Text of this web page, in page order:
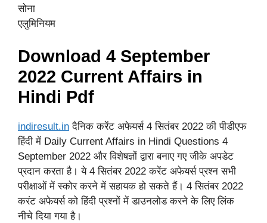
सोना
एलुमिनियम
Download 4 September
2022 Current Affairs in
Hindi Pdf
indiresult.in दैनिक करेंट अफेयर्स 4 सितंबर 2022 की पीडीएफ
हिंदी में Daily Current Affairs in Hindi Questions 4
September 2022 और विशेषज्ञों द्वारा बनाए गए जीके अपडेट
प्रदान करता है। ये 4 सितंबर 2022 करेंट अफेयर्स प्रश्न सभी
परीक्षाओं में स्कोर करने में सहायक हो सकते हैं। 4 सितंबर 2022
करंट अफेयर्स को हिंदी प्रश्नों में डाउनलोड करने के लिए लिंक
नीचे दिया गया है।